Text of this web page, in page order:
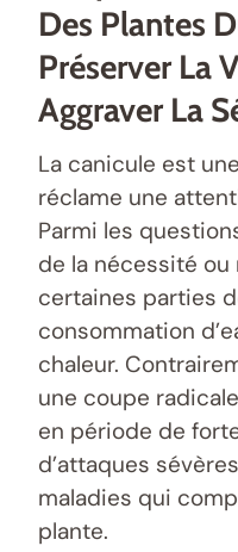
Des Plantes
Préserver La
Aggraver La
La canicule est
réclame une
Parmi les
de la nécessité
certaines parties
consommation
chaleur.
une coupe
en période de
d’attaques
maladies qui
plante.